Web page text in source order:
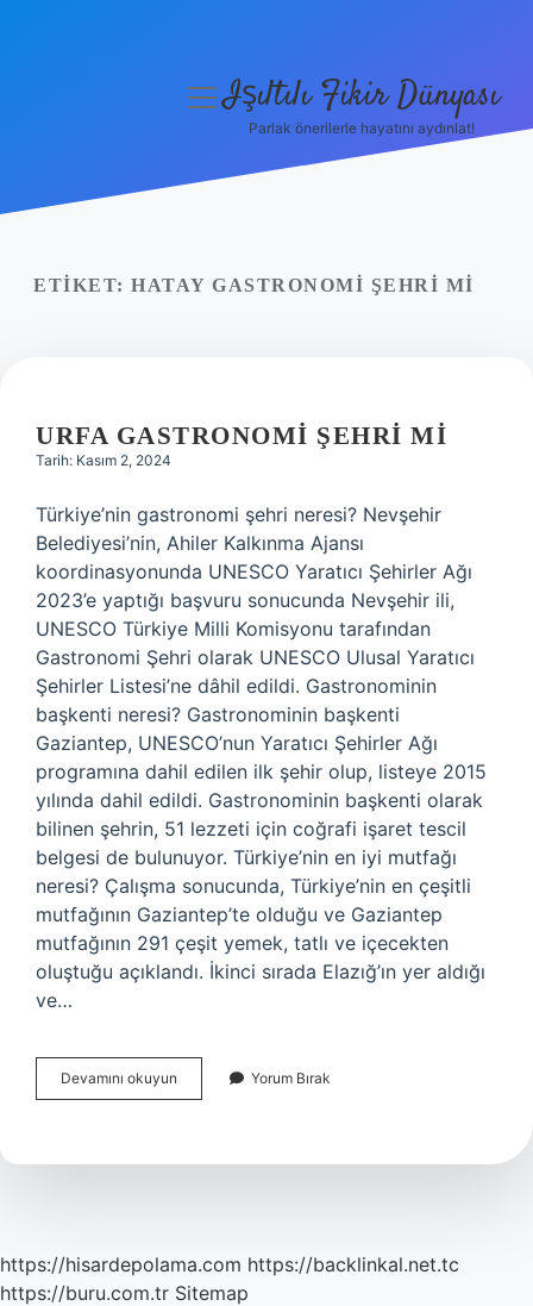
Yasal Uyarı
menüyüIşıltılı Fikir Dünyası
Parlak önerilerle hayatını aydınlat!
ETIKET: HATAY GASTRONOMI ŞEHRI MI
URFA GASTRONOMI ŞEHRI MI
Tarih: Kasım 2, 2024
Türkiye’nin gastronomi şehri neresi? Nevşehir
Belediyesi’nin, Ahiler Kalkınma Ajansı
koordinasyonunda UNESCO Yaratıcı Şehirler Ağı
2023’e yaptığı başvuru sonucunda Nevşehir ili,
UNESCO Türkiye Milli Komisyonu tarafından
Gastronomi Şehri olarak UNESCO Ulusal Yaratıcı
Şehirler Listesi’ne dâhil edildi. Gastronominin
başkenti neresi? Gastronominin başkenti
Gaziantep, UNESCO’nun Yaratıcı Şehirler Ağı
programına dahil edilen ilk şehir olup, listeye 2015
yılında dahil edildi. Gastronominin başkenti olarak
bilinen şehrin, 51 lezzeti için coğrafi işaret tescil
belgesi de bulunuyor. Türkiye’nin en iyi mutfağı
neresi? Çalışma sonucunda, Türkiye’nin en çeşitli
mutfağının Gaziantep’te olduğu ve Gaziantep
mutfağının 291 çeşit yemek, tatlı ve içecekten
oluştuğu açıklandı. İkinci sırada Elazığ’ın yer aldığı
ve…
Devamını okuyun
Gastronomi
Yorum Bırak
https://hisardepolama.com https://backlinkal.net.tc
https://buru.com.tr Sitemap